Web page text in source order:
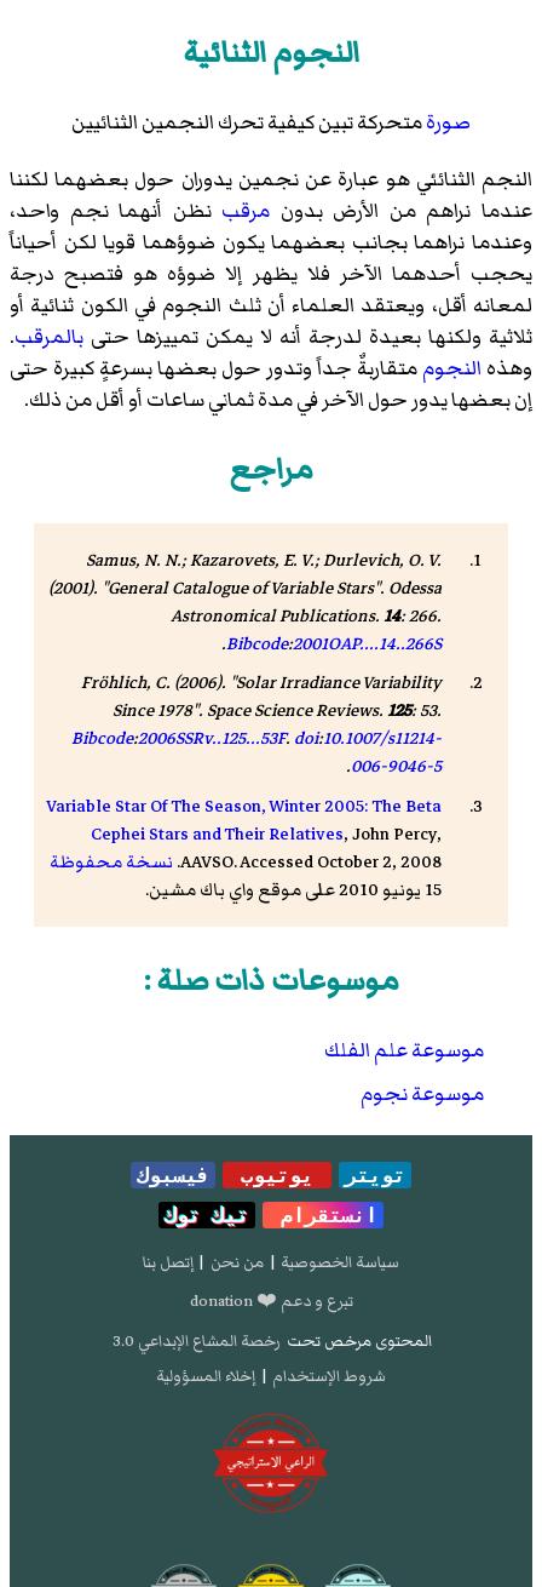
النجوم الثنائية
صورةمتحركة تبين كيفية تحرك النجمين الثنائيين
النجم الثنائئي هو عبارة عن نجمين يدوران حول بعضهما لكننا
عندما نراهم من الأرض بدون مرقب نظن أنهما نجم واحد،
وعندما نراهما بجانب بعضهما يكون ضوؤهما قويا لكن أحياناً
يحجب أحدهما الآخر فلا يظهر إلا ضوؤه هو فتصبح درجة
لمعانه أقل، ويعتقد العلماء أن ثلث النجوم في الكون ثنائية أو
ثلاثية ولكنها بعيدة لدرجة أنه لا يمكن تمييزها حتى بالمرقب.
وهذه النجوممتقاربةٌ جداً وتدور حول بعضها بسرعةٍ كبيرة حتى
إن بعضها يدور حول الآخر في مدة ثماني ساعات أو أقل من ذلك.
مراجع
Samus, N. N.; Kazarovets, E. V.; Durlevich, O. V.
(2001). "General Catalogue of Variable Stars". Odessa
Astronomical Publications.14: 266.
Bibcode:2001OAP....14..266S
.
Fröhlich, C. (2006). "Solar Irradiance Variability
Since 1978". Space Science Reviews.125: 53.
Bibcode:2006SSRv..125...53F. doi:10.1007/s11214-
006-9046-5
.
Variable Star Of The Season, Winter 2005: The Beta
Cephei Stars and Their Relatives, John Percy,
AAVSO. Accessed October 2, 2008.
نسخة محفوظة
15 يونيو 2010 على موقع واي باك مشين.
موسوعات ذات صلة :
موسوعة علم الفلك
موسوعة نجوم
تويتر يوتيوب
فيسبوك
انستقرام
تيك توك
سياسة الخصوصية | من نحن | إتصل بنا
تبرع و دعم ❤️ donation
المحتوى مرخص تحت رخصة المشاع الإبداعي 3.0
شروط الإستخدام | إخلاء المسؤولية